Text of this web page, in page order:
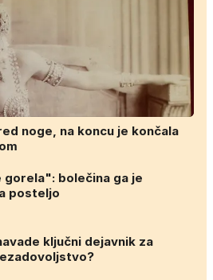
noge, na koncu je končala
gorela": bolečina ga je
posteljo
ključni dejavnik za